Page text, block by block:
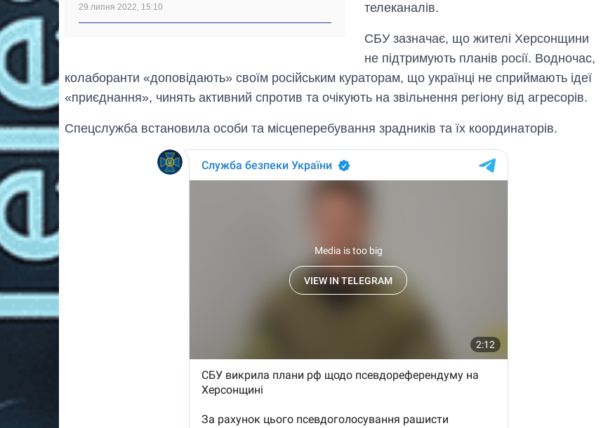
29 липня 2022, 15:10
телеканалів.
СБУ зазначає, що жителі Херсонщини
не підтримують планів росії. Водночас,
колаборанти «доповідають» своїм російським кураторам, що українці не сприймають ідеї
«приєднання», чинять активний спротив та очікують на звільнення регіону від агресорів.
Спецслужба встановила особи та місцеперебування зрадників та їх координаторів.
коштують і
заробляють
OpenAI та
Anthropic